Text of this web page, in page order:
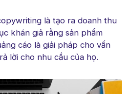
là tạo ra doanh thu
khán giả rằng sản phẩm
cáo là giải pháp cho vấn
lời cho nhu cầu của họ.